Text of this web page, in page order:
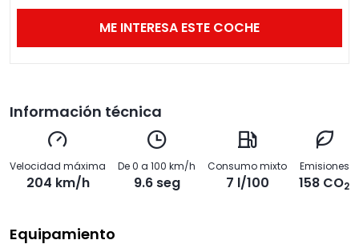
ME INTERESA ESTE COCHE
Información técnica
Velocidad máxima
204 km/h
De 0 a 100 km/h
9.6 seg
Consumo mixto
7 l/100
Emisiones
158 CO2
Equipamiento